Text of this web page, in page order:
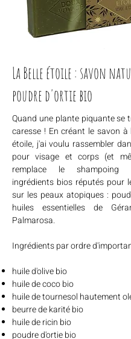
La Belle étoile : savon
poudre d'ortie bio
Quand une plante piquante se
caresse ! En créant le savon à
étoile, j'ai voulu rassembler
pour visage et corps (et
remplace le shampoing
ingrédients bios réputés pour
sur les peaux atopiques :
huiles essentielles de
Palmarosa.
Ingrédients par ordre
huile d'olive bio
huile de coco bio
huile de tournesol hautement
beurre de karité bio
huile de ricin bio
poudre d'ortie bio